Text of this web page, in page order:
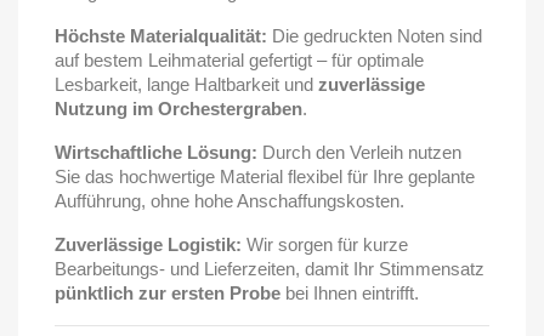
Höchste Materialqualität: Die gedruckten Noten sind
auf bestem Leihmaterial gefertigt – für optimale
Lesbarkeit, lange Haltbarkeit und zuverlässige
Nutzung im Orchestergraben.
Wirtschaftliche Lösung: Durch den Verleih nutzen
Sie das hochwertige Material flexibel für Ihre geplante
Aufführung, ohne hohe Anschaffungskosten.
Zuverlässige Logistik: Wir sorgen für kurze
Bearbeitungs- und Lieferzeiten, damit Ihr Stimmensatz
pünktlich zur ersten Probe bei Ihnen eintrifft.